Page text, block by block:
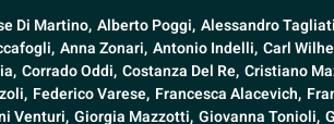
Di Martino, Alberto Poggi, Alessandro
Anna Zonari, Antonio Indelli, Carl
Corrado Oddi, Costanza Del Re, Cristiano
Federico Varese, Francesca Alacevich,
Venturi, Giorgia Mazzotti, Giovanna Tonioli,